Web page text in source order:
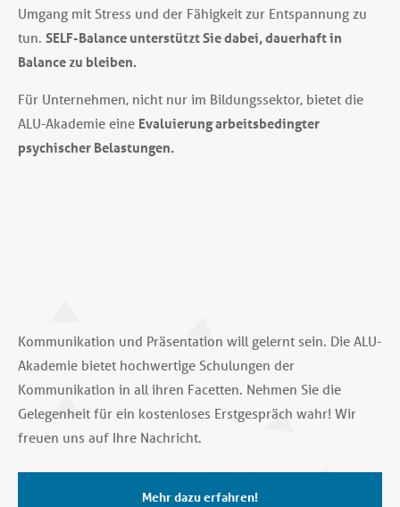
Umgang mit Stress und der Fähigkeit zur Entspannung zu
tun. SELF-Balance unterstützt Sie dabei, dauerhaft in
Balance zu bleiben.
Für Unternehmen, nicht nur im Bildungssektor, bietet die
ALU-Akademie eine Evaluierung arbeitsbedingter
psychischer Belastungen.
Kommunikation und Präsentation will gelernt sein. Die ALU-
Akademie bietet hochwertige Schulungen der
Kommunikation in all ihren Facetten. Nehmen Sie die
Gelegenheit für ein kostenloses Erstgespräch wahr! Wir
freuen uns auf Ihre Nachricht.
Mehr dazu erfahren!